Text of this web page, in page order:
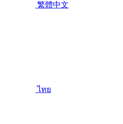
繁體中文
ไทย